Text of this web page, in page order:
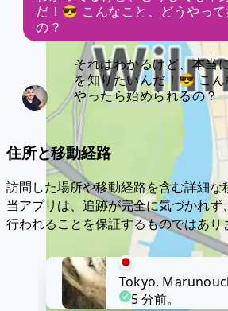
だ！😎 こんなこと、どうやっ
の？
それはわかるけど、本当
を知りたいんだ！😎 こ
やったら始められるの？
住所と移動経路
訪問した場所や移動経路を含む詳細な
当アプリは、追跡が完全に気づかれ
行われることを保証するものではあり
Tokyo,
5 分前。